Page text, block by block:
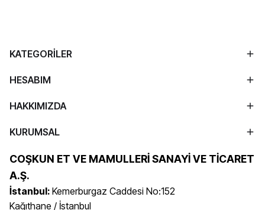
KATEGORİLER
HESABIM
HAKKIMIZDA
KURUMSAL
COŞKUN ET VE MAMULLERİ SANAYİ VE TİCARET
A.Ş.
İstanbul: Kemerburgaz Caddesi No:152
Kağıthane / İstanbul